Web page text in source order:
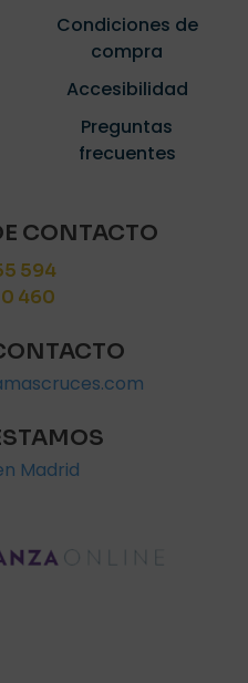
Condiciones de
compra
Accesibilidad
Preguntas
frecuentes
CONTACTO
594
460
Madrid